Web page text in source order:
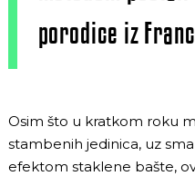
porodice iz
Osim što u kratkom roku
stambenih jedinica, uz
efektom staklene bašte,